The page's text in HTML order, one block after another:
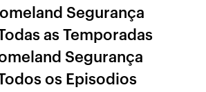
Segurança
as Temporadas
Segurança
os Episodios